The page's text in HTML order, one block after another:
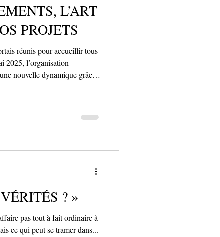
L’ART
PROJETS
réunis pour accueillir tous
2025, l’organisation
nouvelle dynamique grâce
et particuliers un
? »
pas tout à fait ordinaire à
ce qui peut se tramer dans...